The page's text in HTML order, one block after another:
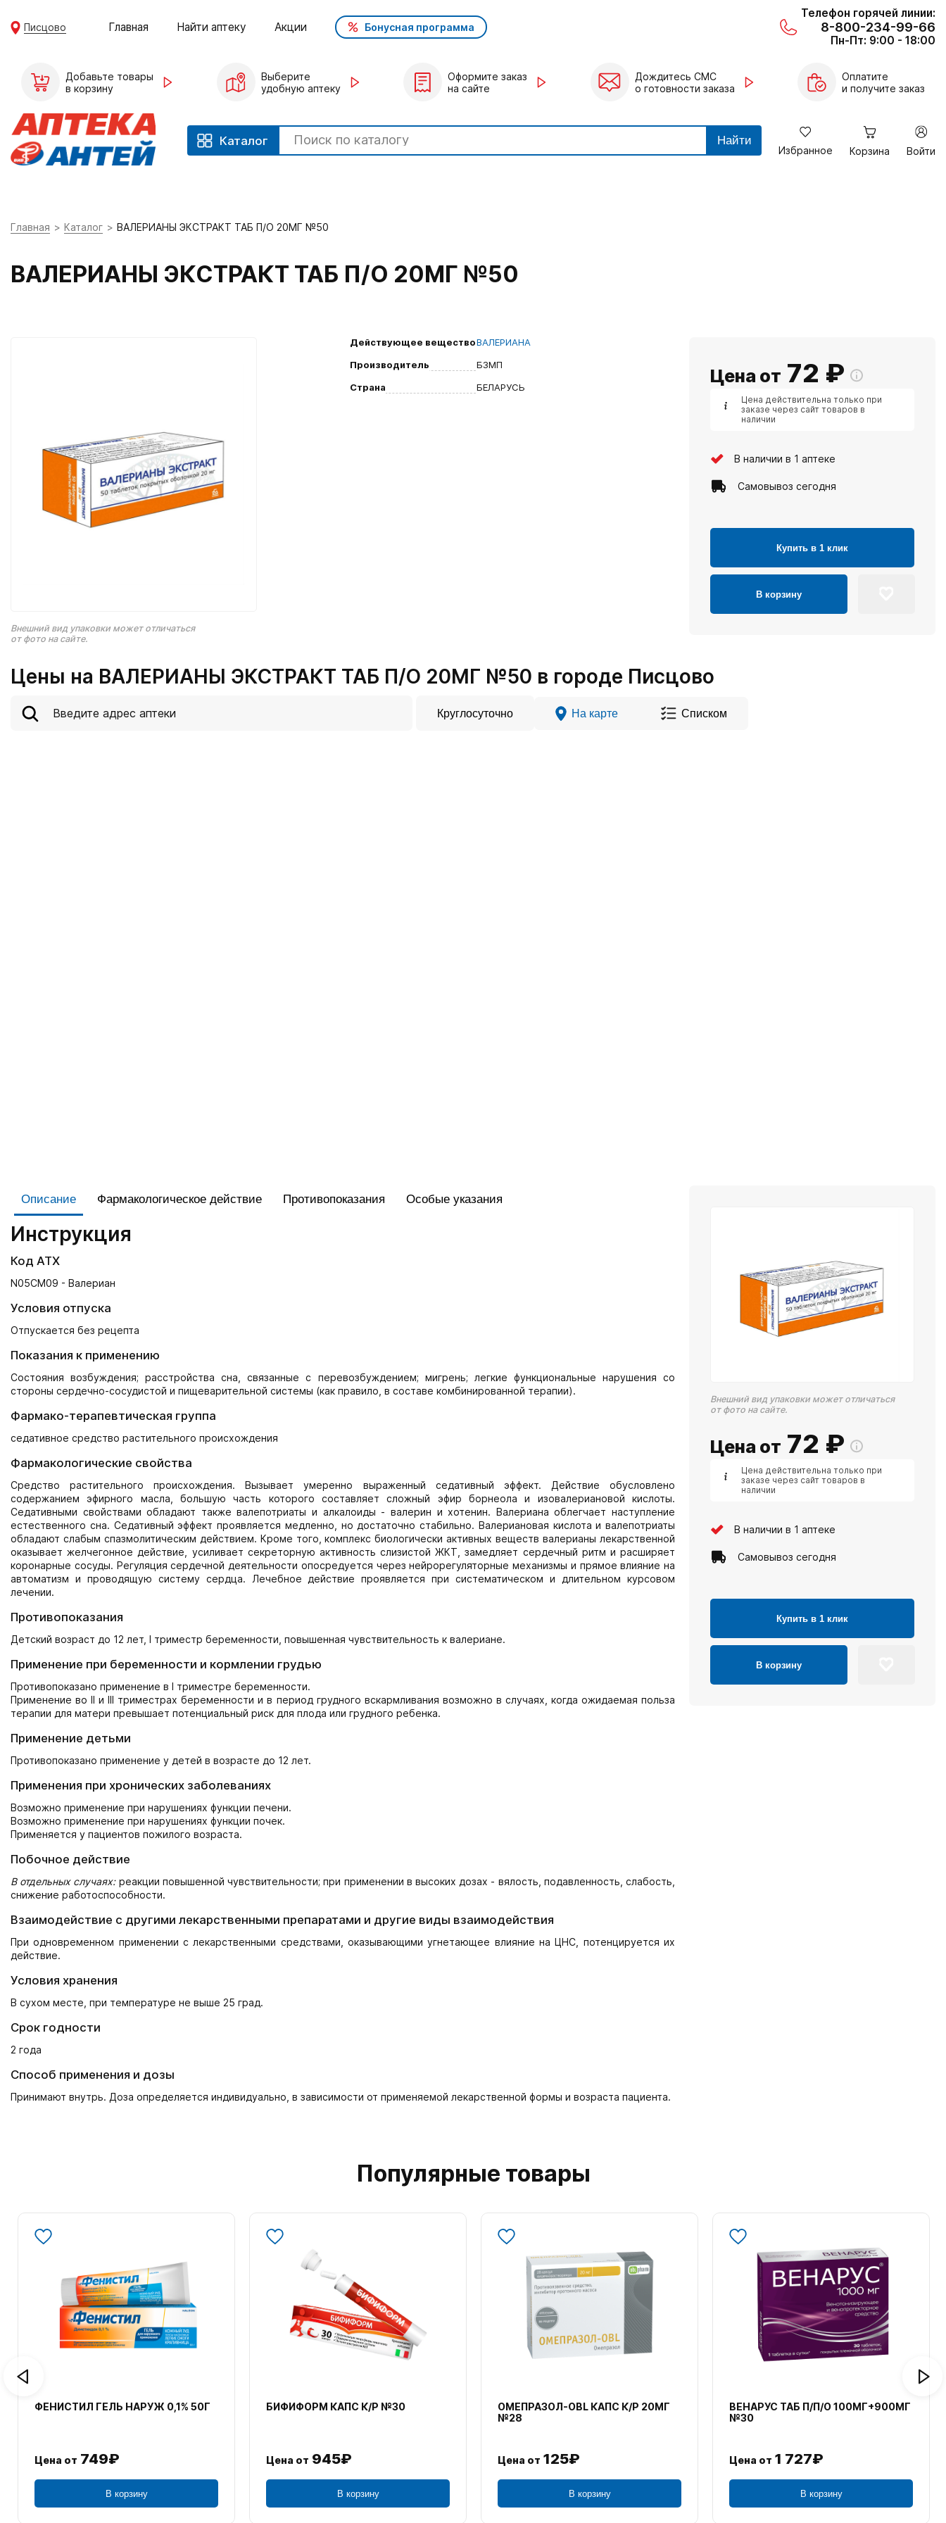
Писцово Главная Найти аптеку Акции Бонусная программа
Телефон горячей линии:
8-800-234-99-66
Пн-Пт: 9:00 - 18:00
Добавьте товары
в корзину
Выберите
удобную аптеку
Оформите заказ
на сайте
Дождитесь СМС
о готовности заказа
Оплатите
и получите заказ
Каталог Найти
Избранное Корзина Войти
Главная Каталог ВАЛЕРИАНЫ ЭКСТРАКТ ТАБ П/О 20МГ №50
ВАЛЕРИАНЫ ЭКСТРАКТ ТАБ П/О 20МГ №50
Внешний вид упаковки может отличаться
от фото на сайте.
Действующее веществоВАЛЕРИАНА
Производитель
БЗМП
Страна
БЕЛАРУСЬ
Цена от 72 ₽
Цена действительна только при
заказе через сайт товаров в
наличии
В наличии в 1 аптеке
Самовывоз сегодня
Купить в 1 клик
В корзину
Цены на ВАЛЕРИАНЫ ЭКСТРАКТ ТАБ П/О 20МГ №50 в городе Писцово
Круглосуточно На карте Списком
Описание Фармакологическое действие Противопоказания Особые указания
Инструкция
Код АТХ
N05CM09 - Валериан
Условия отпуска
Отпускается без рецепта
Показания к применению
Состояния возбуждения; расстройства сна, связанные с перевозбуждением; мигрень; легкие функциональные нарушения со
стороны сердечно-сосудистой и пищеварительной системы (как правило, в составе комбинированной терапии).
Фармако-терапевтическая группа
седативное средство растительного происхождения
Фармакологические свойства
Средство растительного происхождения. Вызывает умеренно выраженный седативный эффект. Действие обусловлено
содержанием эфирного масла, большую часть которого составляет сложный эфир борнеола и изовалериановой кислоты.
Седативными свойствами обладают также валепотриаты и алкалоиды - валерин и хотенин. Валериана облегчает наступление
естественного сна. Седативный эффект проявляется медленно, но достаточно стабильно. Валериановая кислота и валепотриаты
обладают слабым спазмолитическим действием. Кроме того, комплекс биологически активных веществ валерианы лекарственной
оказывает желчегонное действие, усиливает секреторную активность слизистой ЖКТ, замедляет сердечный ритм и расширяет
коронарные сосуды. Регуляция сердечной деятельности опосредуется через нейрорегуляторные механизмы и прямое влияние на
автоматизм и проводящую систему сердца. Лечебное действие проявляется при систематическом и длительном курсовом
лечении.
Противопоказания
Детский возраст до 12 лет, I триместр беременности, повышенная чувствительность к валериане.
Применение при беременности и кормлении грудью
Противопоказано применение в I триместре беременности.
Применение во II и III триместрах беременности и в период грудного вскармливания возможно в случаях, когда ожидаемая польза
терапии для матери превышает потенциальный риск для плода или грудного ребенка.
Применение детьми
Противопоказано применение у детей в возрасте до 12 лет.
Применения при хронических заболеваниях
Возможно применение при нарушениях функции печени.
Возможно применение при нарушениях функции почек.
Применяется у пациентов пожилого возраста.
Побочное действие
В отдельных случаях:реакции повышенной чувствительности; при применении в высоких дозах - вялость, подавленность, слабость,
снижение работоспособности.
Взаимодействие с другими лекарственными препаратами и другие виды взаимодействия
При одновременном применении с лекарственными средствами, оказывающими угнетающее влияние на ЦНС, потенцируется их
действие.
Условия хранения
В сухом месте, при температуре не выше 25 град.
Срок годности
2 года
Способ применения и дозы
Принимают внутрь. Доза определяется индивидуально, в зависимости от применяемой лекарственной формы и возраста пациента.
Внешний вид упаковки может отличаться
от фото на сайте.
Цена от 72 ₽
Цена действительна только при
заказе через сайт товаров в
наличии
В наличии в 1 аптеке
Самовывоз сегодня
Купить в 1 клик
В корзину
Популярные товары
ФЕНИСТИЛ ГЕЛЬ НАРУЖ 0,1% 50Г
Цена от 749₽
В корзину
БИФИФОРМ КАПС К/Р №30
Цена от 945₽
В корзину
ОМЕПРАЗОЛ-OBL КАПС К/Р 20МГ
№28
Цена от 125₽
В корзину
ВЕНАРУС ТАБ П/П/О 100МГ+900МГ
№30
Цена от 1 727₽
В корзину